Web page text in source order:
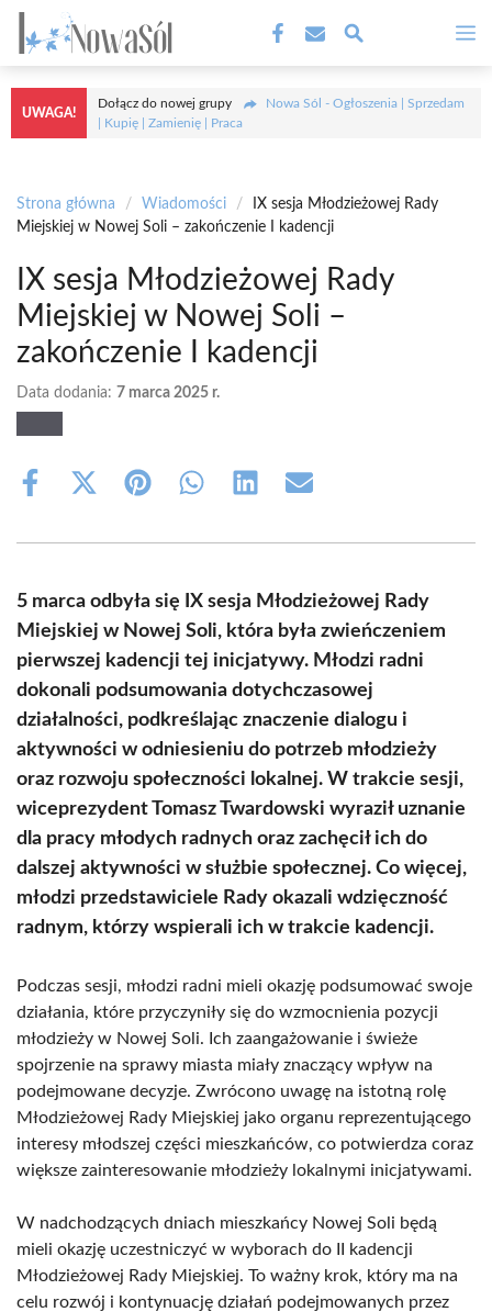
Przejdź
treści
UWAGA!
Dołącz do nowej grupy
Nowa Sól - Ogłoszenia | Sprzedam
| Kupię | Zamienię | Praca
Strona główna / Wiadomości /
IX sesja Młodzieżowej Rady
Miejskiej w Nowej Soli – zakończenie I kadencji
IX sesja Młodzieżowej Rady
Miejskiej w Nowej Soli –
zakończenie I kadencji
Data dodania: 7 marca 2025 r.
Share
Share
(Twitter)
Share Share Share Share
5 marca odbyła się IX sesja Młodzieżowej Rady
Miejskiej w Nowej Soli, która była zwieńczeniem
pierwszej kadencji tej inicjatywy. Młodzi radni
dokonali podsumowania dotychczasowej
działalności, podkreślając znaczenie dialogu i
aktywności w odniesieniu do potrzeb młodzieży
oraz rozwoju społeczności lokalnej. W trakcie sesji,
wiceprezydent Tomasz Twardowski wyraził uznanie
dla pracy młodych radnych oraz zachęcił ich do
dalszej aktywności w służbie społecznej. Co więcej,
młodzi przedstawiciele Rady okazali wdzięczność
radnym, którzy wspierali ich w trakcie kadencji.
Podczas sesji, młodzi radni mieli okazję podsumować swoje
działania, które przyczyniły się do wzmocnienia pozycji
młodzieży w Nowej Soli. Ich zaangażowanie i świeże
spojrzenie na sprawy miasta miały znaczący wpływ na
podejmowane decyzje. Zwrócono uwagę na istotną rolę
Młodzieżowej Rady Miejskiej jako organu reprezentującego
interesy młodszej części mieszkańców, co potwierdza coraz
większe zainteresowanie młodzieży lokalnymi inicjatywami.
W nadchodzących dniach mieszkańcy Nowej Soli będą
mieli okazję uczestniczyć w wyborach do II kadencji
Młodzieżowej Rady Miejskiej. To ważny krok, który ma na
celu rozwój i kontynuację działań podejmowanych przez